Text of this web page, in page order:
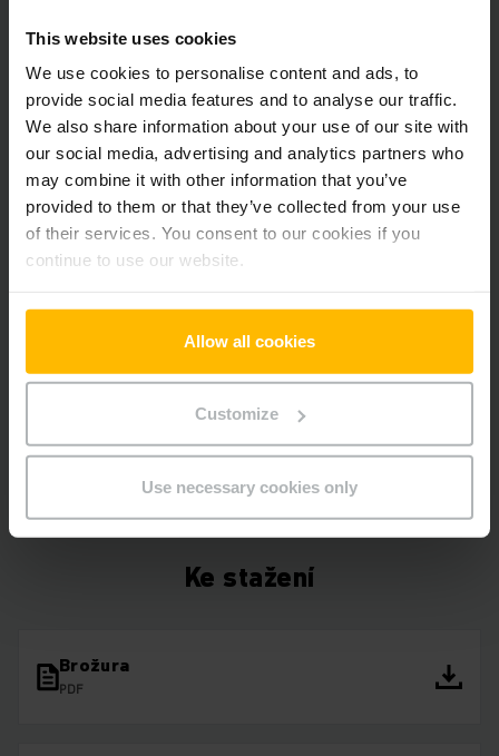
This website uses cookies
We use cookies to personalise content and ads, to
provide social media features and to analyse our traffic.
We also share information about your use of our site with
our social media, advertising and analytics partners who
may combine it with other information that you’ve
provided to them or that they’ve collected from your use
of their services. You consent to our cookies if you
continue to use our website.
Allow all cookies
Customize
Use necessary cookies only
Nosnost
Motohodiny 2139 h
Délka vidlí 1400 mm
Typ pohonu Elektrický
Sériové číslo 98356827
Doplňky
Pevná plošina
Nosná kola v tandemu
Boční ochrana
Ke stažení
Brožura
PDF